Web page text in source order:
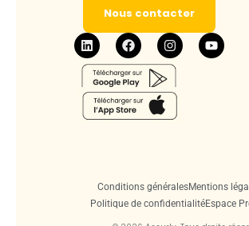
Nous contacter
Conditions généralesMentions
Politique de confidentialitéEspace